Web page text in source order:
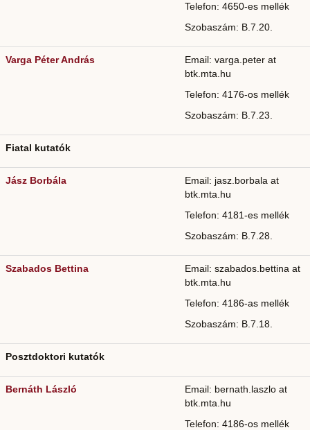
Telefon: 4650-es mellék
Szobaszám: B.7.20.
Varga Péter András
Email: varga.peter at
btk.mta.hu
Telefon: 4176-os mellék
Szobaszám: B.7.23.
Fiatal kutatók
Jász Borbála
Email: jasz.borbala at
btk.mta.hu
Telefon: 4181-es mellék
Szobaszám: B.7.28.
Szabados Bettina
Email: szabados.bettina at
btk.mta.hu
Telefon: 4186-as mellék
Szobaszám: B.7.18.
Posztdoktori kutatók
Bernáth László
Email: bernath.laszlo at
btk.mta.hu
Telefon: 4186-os mellék